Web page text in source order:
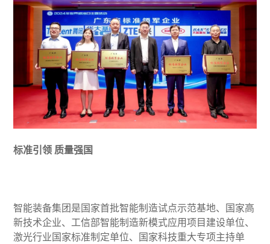
标准引领 质量强国
智能装备集团是国家首批智能制造试点示范基地、国家高
新技术企业、工信部智能制造新模式应用项目建设单位、
激光行业国家标准制定单位、国家科技重大专项主持单